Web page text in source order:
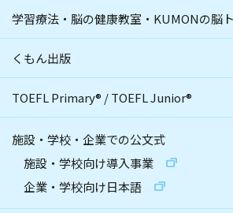
学習療法・脳の健康教室・KUMONの脳
くもん出版
TOEFL Primary® /TOEFL Junior®
施設・学校・企業での公文式
施設・学校向け導入事業
企業・学校向け日本語